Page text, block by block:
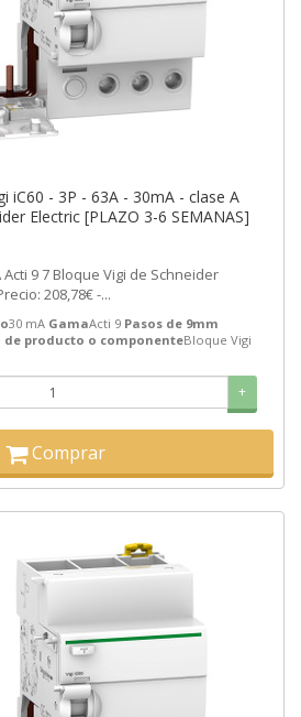
iC60 - 3P - 63A - 30mA - clase A
Electric [PLAZO 3-6 SEMANAS]
208,78€ -...
30 mA GamaActi 9 Pasos de 9mm
de producto o componenteBloque Vigi
+
Comprar